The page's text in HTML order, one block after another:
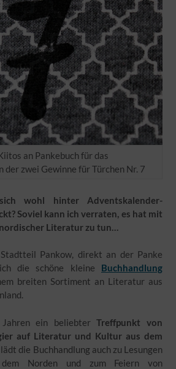
an Pankebuch für das
zwei Gewinne für Türchen Nr. 7
wohl hinter Adventskalender-
Soviel kann ich verraten, es hat mit
Literatur zu tun…
Pankow, direkt an der Panke
die schöne kleine Buchhandlung
breiten Sortiment an Literatur aus
Jahren ein beliebterTreffpunkt von
auf Literatur und Kultur aus dem
die Buchhandlung auch zu Lesungen
Norden und zum Feiern von